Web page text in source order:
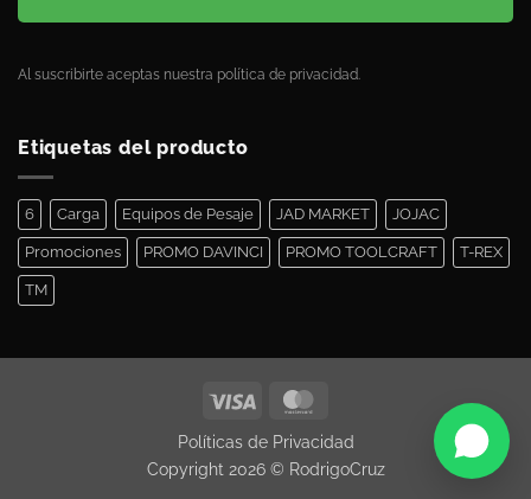
Al suscribirte aceptas nuestra política de privacidad.
Etiquetas del producto
6 Carga Equipos de Pesaje JAD MARKET JOJAC
Promociones PROMO DAVINCI PROMO TOOLCRAFT T-REX
TM
Políticas de Privacidad
Copyright 2026 © RodrigoCruz